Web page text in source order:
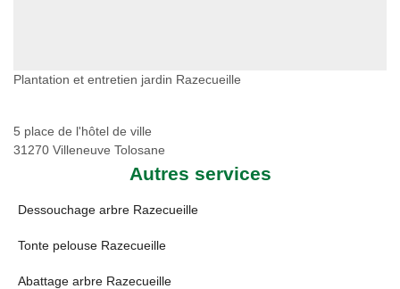
Plantation et entretien jardin Razecueille
5 place de l'hôtel de ville
31270 Villeneuve Tolosane
Autres services
Dessouchage arbre Razecueille
Tonte pelouse Razecueille
Abattage arbre Razecueille